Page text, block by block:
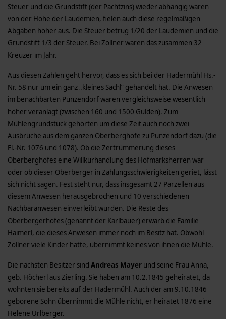
Steuer und die Grundstift (der Pachtzins) wieder abhängig waren
von der Höhe der Laudemien, fielen auch diese regelmäßigen
Abgaben höher aus. Die Steuer betrug 1/20 der Laudemien und die
Grundstift 1/3 der Steuer. Bei Zollner waren das zusammen 32
Kreuzer im Jahr.
Aus diesen Zahlen geht hervor, dass es sich bei der Hadermühl Hs.-
Nr. 58 nur um ein ganz „kleines Sachl” gehandelt hat. Die Anwesen
im benachbarten Punzendorf waren vergleichsweise wesentlich
höher veranlagt (zwischen 160 und 1500 Gulden). Zum
Mühlengrundstück gehörten um diese Zeit auch noch zwei
Ausbrüche aus dem ganzen Oberberghofe zu Punzendorf dazu (die
Fl.-Nr. 1076 und 1078). Ob die Zertrümmerung dieses
Oberberghofes eine Willkürhandlung des Hofmarksherren war
oder ob dieser Oberberger in Zahlungsschwierigkeiten geriet, lässt
sich nicht sagen. Fest steht nur, dass insgesamt 27 Parzellen aus
diesem Anwesen herausgebrochen und 10 verschiedenen
Nachbaranwesen einverleibt wurden. Die Reste des
Oberbergerhofes (genannt der Karlbauer) erwarb die Familie
Haimerl, die dieses Anwesen immer noch im Besitz hat. Obwohl
Zollner viele Kinder hatte, übernimmt keines von ihnen die Mühle.
Die nächsten Besitzer sind Andreas Mayer und seine Frau Anna,
geb. Höcherl aus Zierling. Sie haben am 10.2.1845 geheiratet, da
wohnten sie bereits auf der Hadermühl. Auch der am 9.10.1846
geborene Sohn übernimmt die Mühle nicht, er heiratet 1876 eine
Helene Urlberger.